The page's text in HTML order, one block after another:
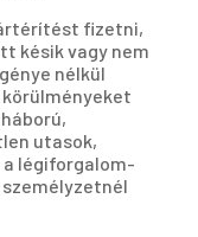
fizetni,
késik vagy nem
nélkül
utasok,
légiforgalom-